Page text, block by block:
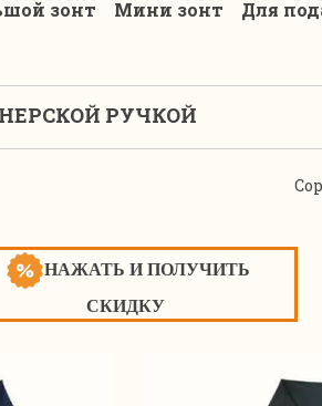
зонт Мини зонт Для
РУЧКОЙ
НАЖАТЬ И ПОЛУЧИТЬ
СКИДКУ